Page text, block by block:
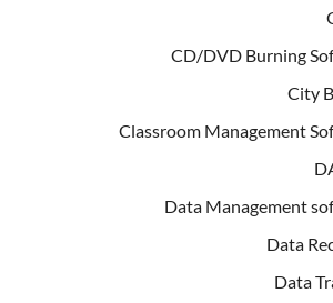
CD/DVD Burning
City
Classroom Management
Data Management
Data
Data